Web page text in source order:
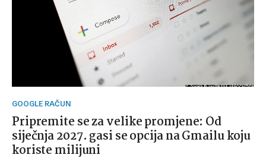
GOOGLE RAČUN
Pripremite se za velike promjene: Od
siječnja 2027. gasi se opcija na Gmailu koju
koriste milijuni